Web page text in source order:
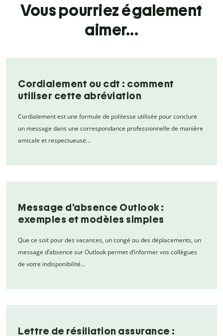
Vous pourriez également
aimer...
Cordialement ou cdt : comment
utiliser cette abréviation
Cordialement est une formule de politesse utilisée pour conclure
un message dans une correspondance professionnelle de manière
amicale et respectueuse…
Message d’absence Outlook :
exemples et modèles simples
Que ce soit pour des vacances, un congé ou des déplacements, un
message d’absence sur Outlook permet d’informer vos collègues
de votre indisponibilité…
Lettre de résiliation assurance :